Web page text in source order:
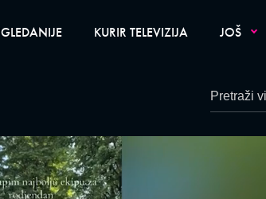
KURIR TELEVIZIJA JOŠ